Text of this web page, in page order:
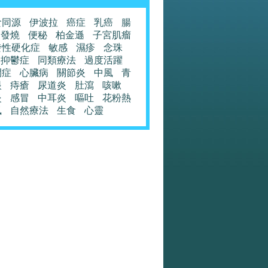
源 伊波拉 癌症 乳癌
腸
發燒
便秘 柏金遜
子宮肌瘤
硬化症
敏感 濕疹
念珠
抑鬱症
同類療法
過度活躍
心臟病 關節炎 中風
青
痔瘡 尿道炎 肚瀉
咳嗽
感冒 中耳炎 嘔吐
花粉熱
自然療法 生食 心靈